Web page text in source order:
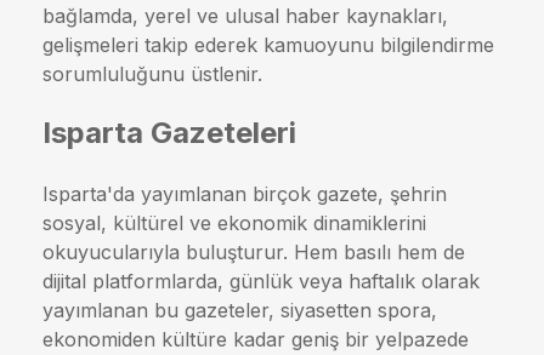
bağlamda, yerel ve ulusal haber kaynakları,
gelişmeleri takip ederek kamuoyunu bilgilendirme
sorumluluğunu üstlenir.
Isparta Gazeteleri
Isparta'da yayımlanan birçok gazete, şehrin
sosyal, kültürel ve ekonomik dinamiklerini
okuyucularıyla buluşturur. Hem basılı hem de
dijital platformlarda, günlük veya haftalık olarak
yayımlanan bu gazeteler, siyasetten spora,
ekonomiden kültüre kadar geniş bir yelpazede